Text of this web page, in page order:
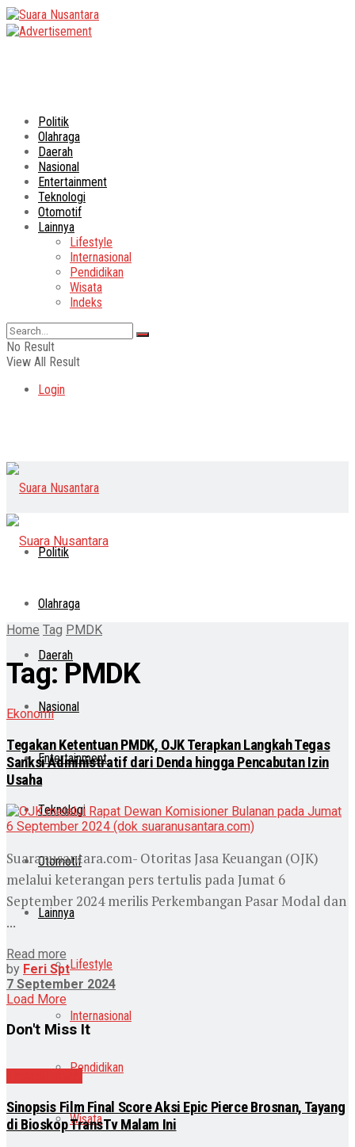
Politik
Olahraga
Daerah
Nasional
Entertainment
Teknologi
Otomotif
Lainnya
Lifestyle
Internasional
Pendidikan
Wisata
Indeks
No Result
View All Result
Login
Politik
Olahraga
Daerah
Nasional
Entertainment
Teknologi
Otomotif
Lainnya
Lifestyle
Internasional
Pendidikan
Wisata
Home Tag PMDK
Tag: PMDK
Ekonomi
Tegakan Ketentuan PMDK, OJK Terapkan Langkah Tegas
Sanksi Administratif dari Denda hingga Pencabutan Izin
Usaha
Suaranusantara.com- Otoritas Jasa Keuangan (OJK)
melalui keterangan pers tertulis pada Jumat 6
September 2024 merilis Perkembangan Pasar Modal dan
...
Read more
by Feri Spt
7 September 2024
Load More
Don't Miss It
Sinopsis Film Final Score Aksi Epic Pierce Brosnan, Tayang
di Bioskop TransTv Malam Ini